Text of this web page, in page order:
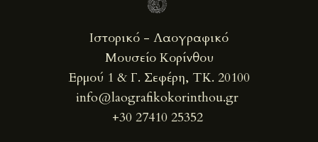
Ιστορικό - Λαογραφικό
Μουσείο Κορίνθου
Ερμού 1 & Γ. Σεφέρη, ΤΚ. 20100
info@laografikokorinthou.gr
+30 27410 25352